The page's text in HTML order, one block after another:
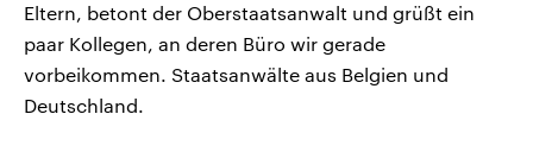
Eltern, betont der Oberstaatsanwalt und grüßt ein
paar Kollegen, an deren Büro wir gerade
vorbeikommen. Staatsanwälte aus Belgien und
Deutschland.